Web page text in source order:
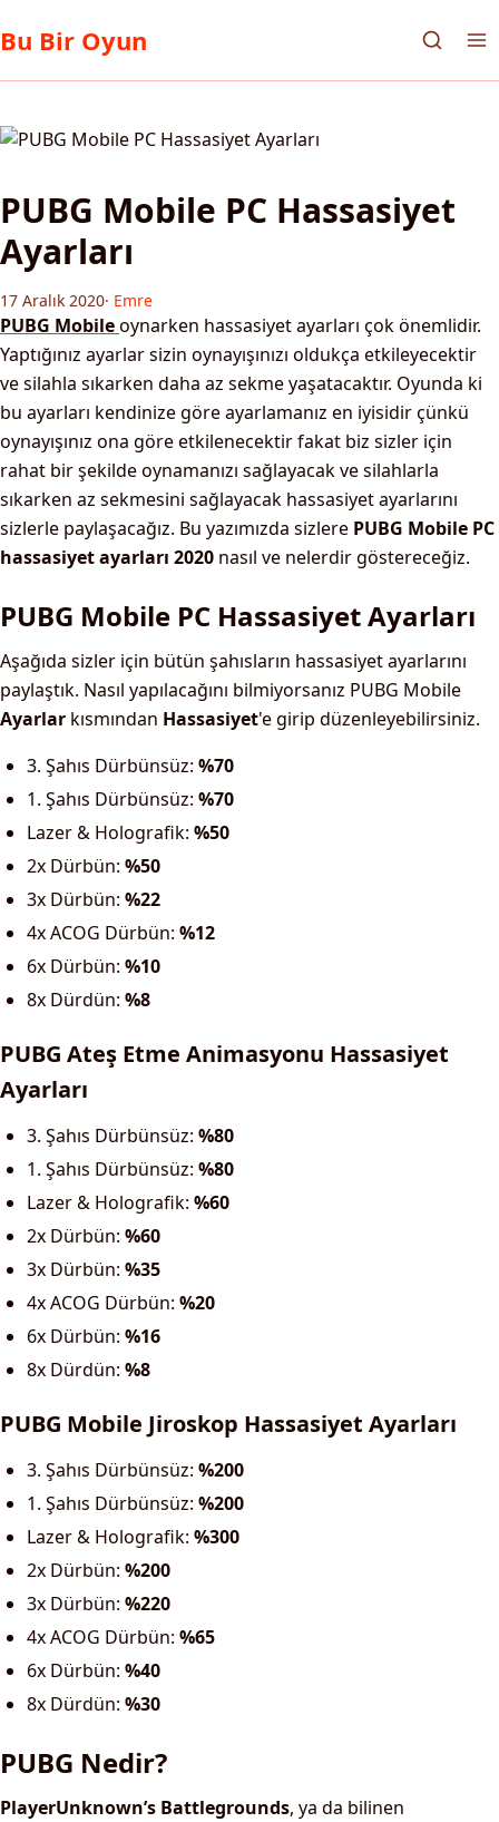
Bu Bir Oyun
PUBG Mobile PC Hassasiyet
Ayarları
17 Aralık 2020· Emre
PUBG Mobileoynarken hassasiyet ayarları çok önemlidir.
Yaptığınız ayarlar sizin oynayışınızı oldukça etkileyecektir
ve silahla sıkarken daha az sekme yaşatacaktır. Oyunda ki
bu ayarları kendinize göre ayarlamanız en iyisidir çünkü
oynayışınız ona göre etkilenecektir fakat biz sizler için
rahat bir şekilde oynamanızı sağlayacak ve silahlarla
sıkarken az sekmesini sağlayacak hassasiyet ayarlarını
sizlerle paylaşacağız. Bu yazımızda sizlere PUBG Mobile PC
hassasiyet ayarları 2020 nasıl ve nelerdir göstereceğiz.
PUBG Mobile PC Hassasiyet Ayarları
Aşağıda sizler için bütün şahısların hassasiyet ayarlarını
paylaştık. Nasıl yapılacağını bilmiyorsanız PUBG Mobile
Ayarlar kısmından Hassasiyet'e girip düzenleyebilirsiniz.
3. Şahıs Dürbünsüz: %70
1. Şahıs Dürbünsüz: %70
Lazer & Holografik: %50
2x Dürbün: %50
3x Dürbün: %22
4x ACOG Dürbün: %12
6x Dürbün: %10
8x Dürdün: %8
PUBG Ateş Etme Animasyonu Hassasiyet
Ayarları
3. Şahıs Dürbünsüz: %80
1. Şahıs Dürbünsüz: %80
Lazer & Holografik: %60
2x Dürbün: %60
3x Dürbün: %35
4x ACOG Dürbün: %20
6x Dürbün: %16
8x Dürdün: %8
PUBG Mobile Jiroskop Hassasiyet Ayarları
3. Şahıs Dürbünsüz: %200
1. Şahıs Dürbünsüz: %200
Lazer & Holografik: %300
2x Dürbün: %200
3x Dürbün: %220
4x ACOG Dürbün: %65
6x Dürbün: %40
8x Dürdün: %30
PUBG Nedir?
PlayerUnknown’s Battlegrounds, ya da bilinen